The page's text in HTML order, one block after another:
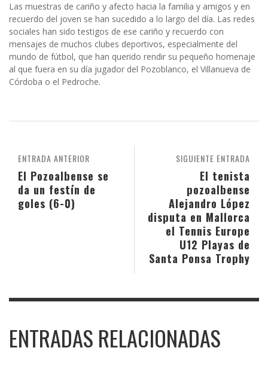
Las muestras de cariño y afecto hacia la familia y amigos y en
recuerdo del joven se han sucedido a lo largo del día. Las redes
sociales han sido testigos de ese cariño y recuerdo con
mensajes de muchos clubes deportivos, especialmente del
mundo de fútbol, que han querido rendir su pequeño homenaje
al que fuera en su día jugador del Pozoblanco, el Villanueva de
Córdoba o el Pedroche.
SIGUIENTE ENTRADA
El tenista
pozoalbense
Alejandro López
disputa en Mallorca
el Tennis Europe
U12 Playas de
Santa Ponsa Trophy
ENTRADA ANTERIOR
El Pozoalbense se
da un festín de
goles (6-0)
ENTRADAS RELACIONADAS